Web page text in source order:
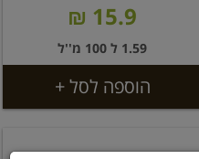
15.9 ₪
1.59 ל 100 מ''ל
הוספה לסל +